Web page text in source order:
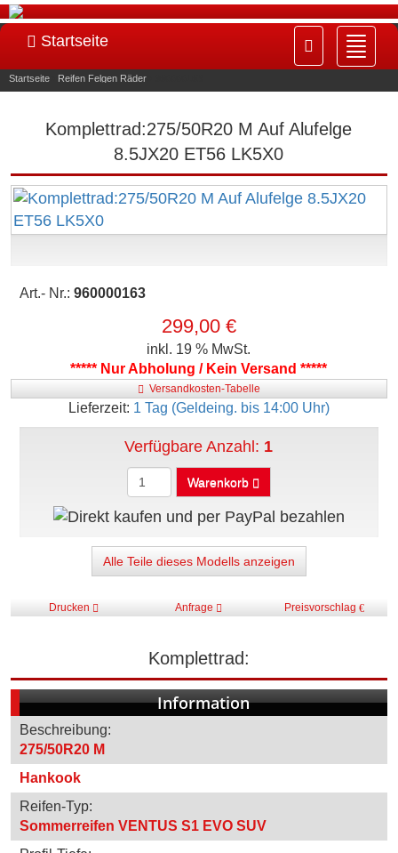
ein-/
Startseite
Startseite Reifen Felgen Räder
Komplettrad:275/50R20 M Auf Alufelge
8.5JX20 ET56 LK5X0
Art.- Nr.: 960000163
299,00 €
inkl. 19 % MwSt.
***** Nur Abholung / Kein Versand *****
Versandkosten-Tabelle
Lieferzeit: 1 Tag (Geldeing. bis 14:00 Uhr)
Verfügbare Anzahl: 1
Warenkorb
Alle Teile dieses Modells anzeigen
Drucken Anfrage Preisvorschlag
Komplettrad:
Information
Beschreibung:
275/50R20 M
Hankook
Reifen-Typ:
Sommerreifen VENTUS S1 EVO SUV